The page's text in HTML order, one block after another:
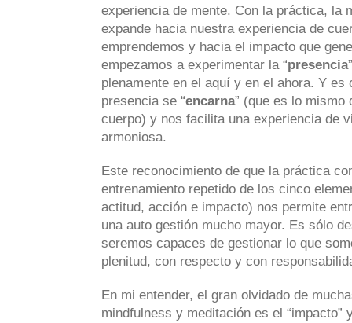
experiencia de mente. Con la práctica, la
expande hacia nuestra experiencia de
emprendemos y hacia el impacto que
empezamos a experimentar la “presencia
plenamente en el aquí y en el ahora. Y
presencia se “encarna” (que es lo mismo
cuerpo) y nos facilita una experiencia de
armoniosa.
Este reconocimiento de que la práctica
entrenamiento repetido de los cinco
actitud, acción e impacto) nos permite
una auto gestión mucho mayor. Es sólo
seremos capaces de gestionar lo que
plenitud, con respecto y con
En mi entender, el gran olvidado de
mindfulness y meditación es el “impacto”